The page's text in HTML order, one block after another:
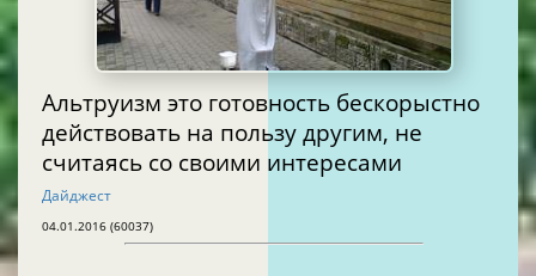
Альтруизм это готовность бескорыстно
действовать на пользу другим, не
считаясь со своими интересами
Дайджест
04.01.2016 (60037)